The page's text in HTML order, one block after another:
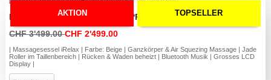
AKTION TOPSELLER
Massagesessel Beige iRelax **Platinum**
CHF 3'499.00CHF 2'499.00
| Massagesessel iRelax | Farbe: Beige | Ganzkörper & Air Squezing Massage | Jade
Roller im Taillenbereich | Rücken & Waden beheizt | Bluetooth Musik | Grosses LCD
Display |